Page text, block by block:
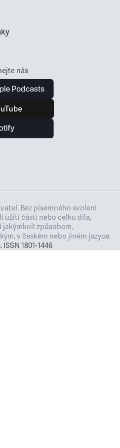
nás
Bez písemného svolení
užití částí nebo celku díla,
jakýmkoli způsobem,
v českém nebo jiném jazyce.
1801-1446